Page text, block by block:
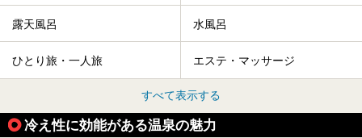
露天風呂 水風呂
ひとり旅・一人旅 エステ・マッサージ
すべて表示する
冷え性に効能がある温泉の魅力